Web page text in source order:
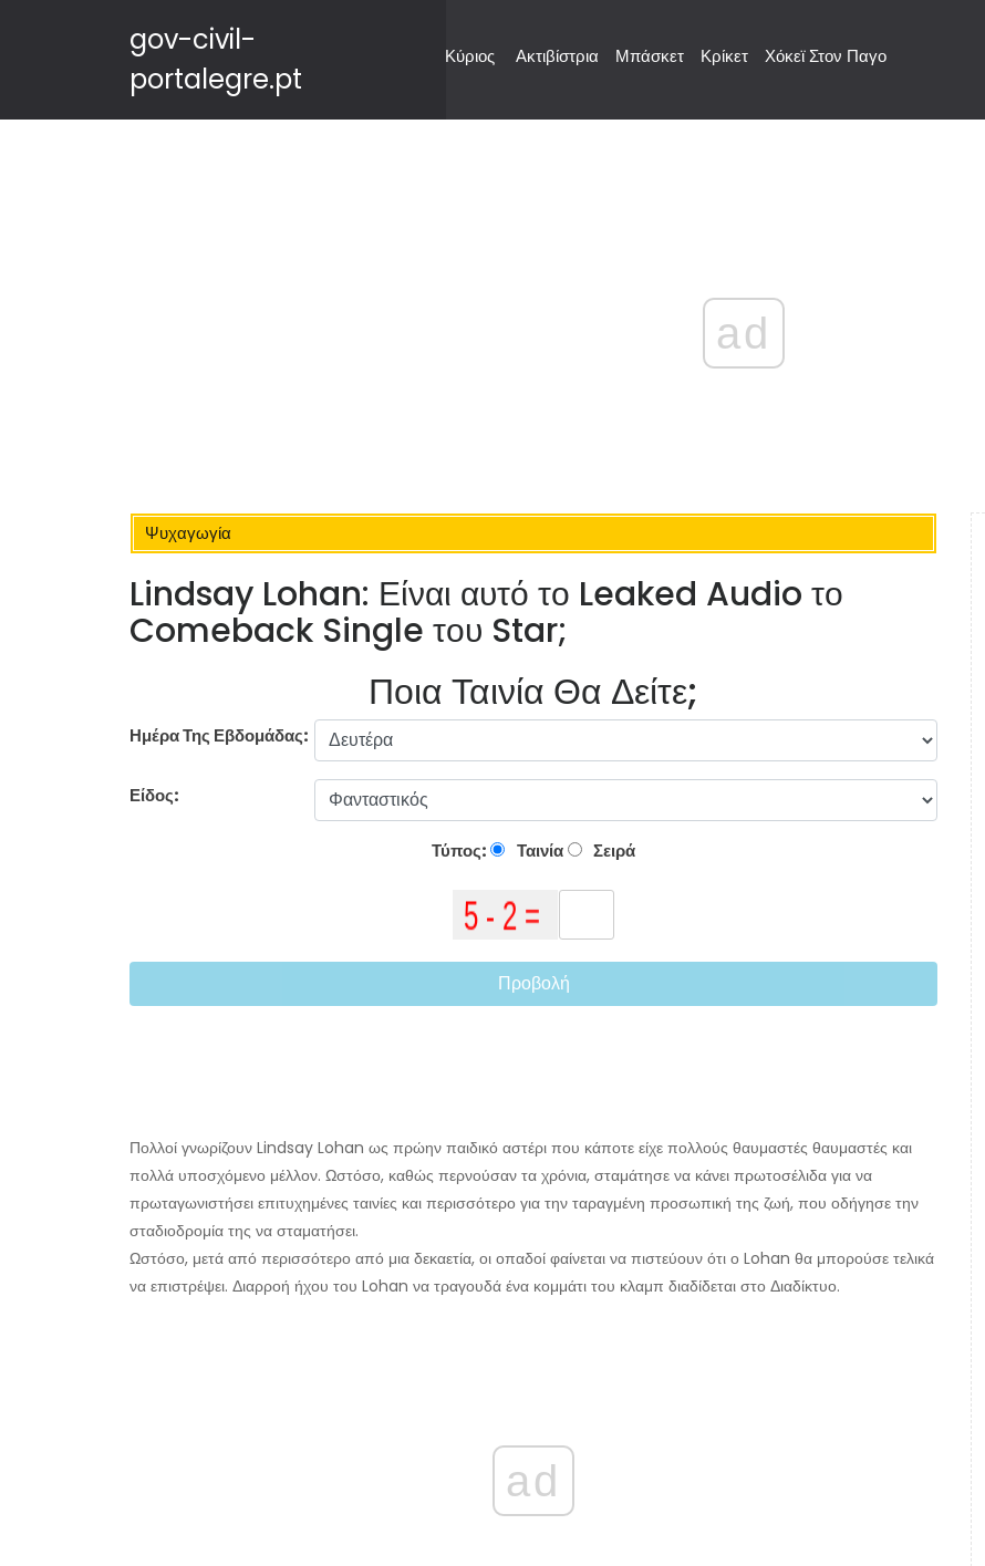
gov-civil-
portalegre.pt
Κύριος Ακτιβίστρια Μπάσκετ Κρίκετ Χόκεϊ Στον Παγο
ad
Ψυχαγωγία
Lindsay Lohan: Είναι αυτό το Leaked Audio το
Comeback Single του Star;
Ποια Ταινία Θα Δείτε;
Ημέρα Της Εβδομάδας:
Είδος:
Τύπος: Ταινία Σειρά
Προβολή
Πολλοί γνωρίζουν Lindsay Lohan ως πρώην παιδικό αστέρι που κάποτε είχε πολλούς θαυμαστές θαυμαστές και
πολλά υποσχόμενο μέλλον. Ωστόσο, καθώς περνούσαν τα χρόνια, σταμάτησε να κάνει πρωτοσέλιδα για να
πρωταγωνιστήσει επιτυχημένες ταινίες και περισσότερο για την ταραγμένη προσωπική της ζωή, που οδήγησε την
σταδιοδρομία της να σταματήσει.
Ωστόσο, μετά από περισσότερο από μια δεκαετία, οι οπαδοί φαίνεται να πιστεύουν ότι ο Lohan θα μπορούσε τελικά
να επιστρέψει. Διαρροή ήχου του Lohan να τραγουδά ένα κομμάτι του κλαμπ διαδίδεται στο Διαδίκτυο.
ad